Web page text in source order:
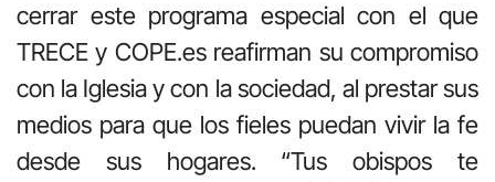
cerrar este programa especial con el que
TRECE y COPE.es reafirman su compromiso
con la Iglesia y con la sociedad, al prestar sus
medios para que los fieles puedan vivir la fe
desde sus hogares. “Tus obispos te